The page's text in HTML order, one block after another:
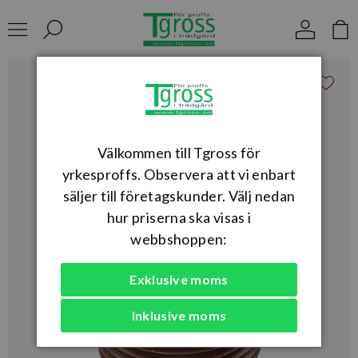
Välkommen till Tgross för
yrkesproffs. Observera att vi enbart
säljer till företagskunder. Välj nedan
hur priserna ska visas i
webbshoppen:
Exklusive moms
Inklusive moms